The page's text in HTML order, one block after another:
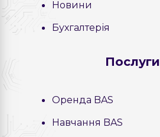
Новини
Бухгалтерія
Послуги
Оренда BAS
Навчання BAS